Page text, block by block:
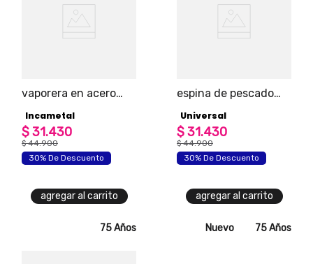
vaporera en acero
Incametal
$31.430
$ 44.900
30% De Descuento
agregar al carrito
espina de pescado
Universal
$31.430
$ 44.900
30% De Descuento
agregar al carrito
75 Años Nuevo 75 Años